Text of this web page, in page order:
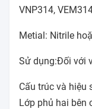
VNP314,
Metial: Nitrile
Sử dụng:Đối với
Cấu trúc và hiệu
Lớp phủ hai bên